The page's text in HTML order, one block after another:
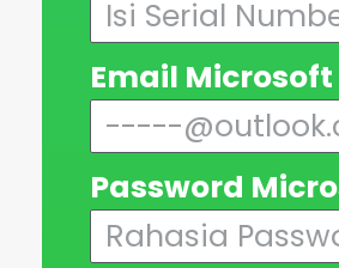
Email
Password